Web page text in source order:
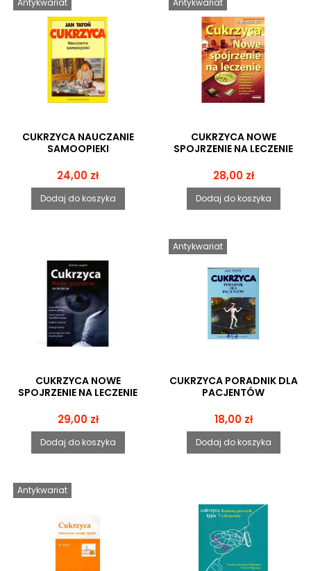
Antykwariat
CUKRZYCA NAUCZANIE
SAMOOPIEKI
Cena
24,00 zł
Dodaj do koszyka
Antykwariat
CUKRZYCA NOWE
SPOJRZENIE NA LECZENIE
Cena
28,00 zł
Dodaj do koszyka
CUKRZYCA NOWE
SPOJRZENIE NA LECZENIE
Cena
29,00 zł
Dodaj do koszyka
Antykwariat
CUKRZYCA PORADNIK DLA
PACJENTÓW
Cena
18,00 zł
Dodaj do koszyka
Antykwariat